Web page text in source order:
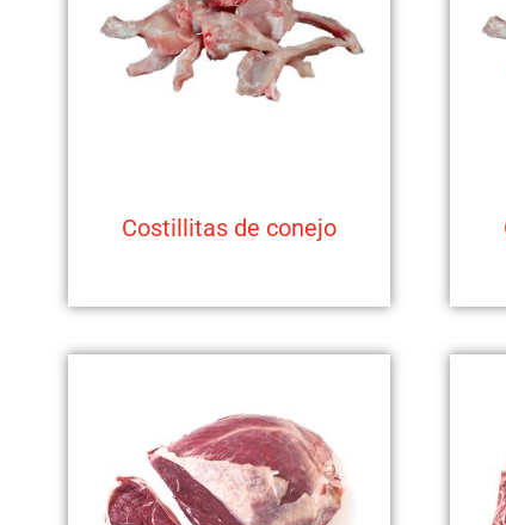
Costillitas de conejo